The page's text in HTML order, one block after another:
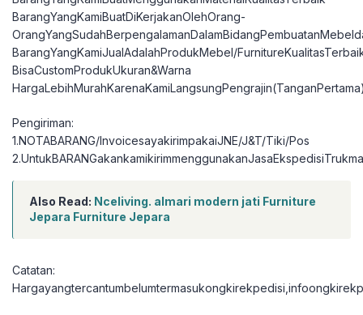
BarangYangKamiBuatDiKerjakanOlehOrang-
BarangYangKamiJualAdalahProdukMebel/
BisaCustomProdukUkuran&Warna
Pengiriman:
1.NOTABARANG/InvoicesayakirimpakaiJNE/J&T/Tiki/Pos
Also Read: Nceliving. almari modern jati Furniture
Jepara Furniture Jepara
Catatan: